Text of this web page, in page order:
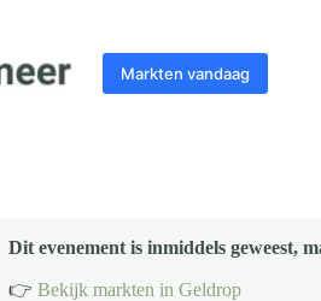
Markten vandaag
Dit evenement is inmiddels geweest,
👉 Bekijk markten in Geldrop